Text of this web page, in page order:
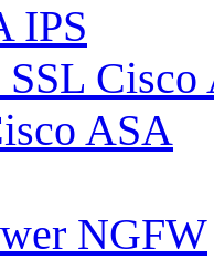
IPS
Cisco
ASA
NGFW